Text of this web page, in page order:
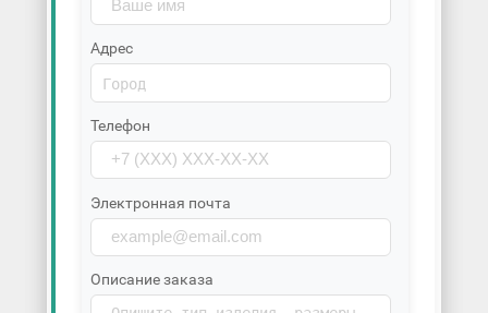
Адрес
Телефон
Электронная почта
Описание заказа